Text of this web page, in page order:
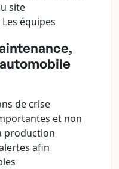
site
équipes
de crise
et non
production
afin